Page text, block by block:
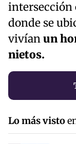
intersección
donde se
vivíanun
nietos.
Lo más visto